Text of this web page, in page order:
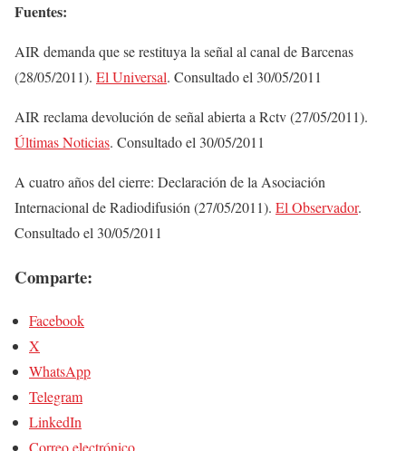
Fuentes:
AIR demanda que se restituya la señal al canal de Barcenas
(28/05/2011). El Universal. Consultado el 30/05/2011
AIR reclama devolución de señal abierta a Rctv (27/05/2011).
Últimas Noticias. Consultado el 30/05/2011
A cuatro años del cierre: Declaración de la Asociación
Internacional de Radiodifusión (27/05/2011). El Observador.
Consultado el 30/05/2011
Comparte:
Facebook
X
WhatsApp
Telegram
LinkedIn